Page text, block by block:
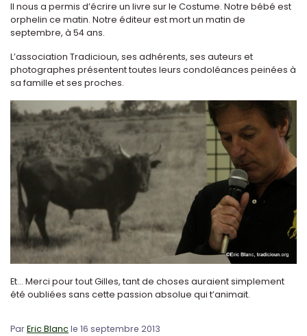
Il nous a permis d’écrire un livre sur le Costume. Notre bébé est
orphelin ce matin. Notre éditeur est mort un matin de
septembre, à 54 ans.
L’association Tradicioun, ses adhérents, ses auteurs et
photographes présentent toutes leurs condoléances peinées à
sa famille et ses proches.
Et... Merci pour tout Gilles, tant de choses auraient simplement
été oubliées sans cette passion absolue qui t’animait.
ParEric Blanc le 16 septembre 2013